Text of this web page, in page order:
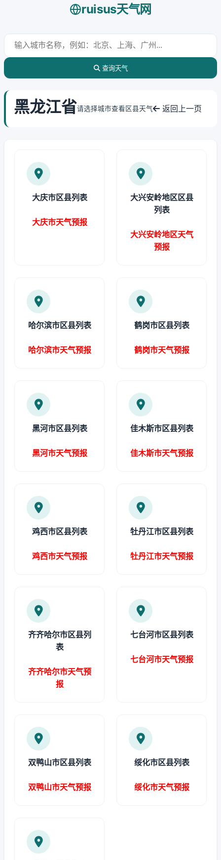
ruisus天气网
查询天气
黑龙江省请选择城市查看区县天气 返回上一页
大庆市区县列表
大庆市天气预报
大兴安岭地区区县
列表
大兴安岭地区天气
预报
哈尔滨市区县列表
哈尔滨市天气预报
鹤岗市区县列表
鹤岗市天气预报
黑河市区县列表
黑河市天气预报
佳木斯市区县列表
佳木斯市天气预报
鸡西市区县列表
鸡西市天气预报
牡丹江市区县列表
牡丹江市天气预报
齐齐哈尔市区县列
表
齐齐哈尔市天气预
报
七台河市区县列表
七台河市天气预报
双鸭山市区县列表
双鸭山市天气预报
绥化市区县列表
绥化市天气预报